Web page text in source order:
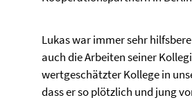
Lukas war immer sehr
auch die Arbeiten seiner
wertgeschätzter Kollege in
dass er so plötzlich und jung